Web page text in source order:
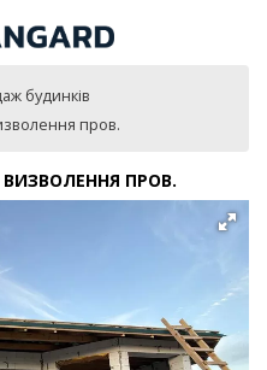
будинків
пров.
ПРОВ.